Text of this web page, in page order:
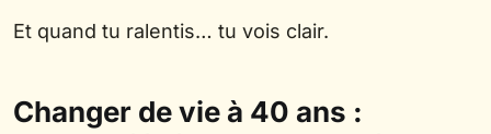
Et quand tu ralentis… tu vois clair.
Changer de vie à 40 ans :